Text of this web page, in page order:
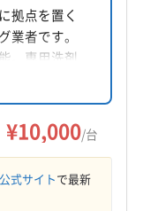
勝浦郡上勝町
町
那河内村
拠点を置く
業者です。
。専用洗剤
に洗浄しま
、複数台割引
日です。
¥10,000/台
公式サイトで最新